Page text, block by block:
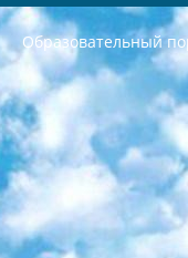
Образовательный
РЕСПУБЛИКА УЗБЕКИСТАН МИНИСТРЕРСТВО ДОШКОЛЬНОГО И ШКОЛЬНОГО ОБРАЗОВАНИЯ КОМАНДА в общеобразовательных учреждениях в 2023-2024 учебном году организация и проведение итоговой государственной аттестации обучающихся о Министра дошкольного и школьного образования Республики Узбекистан от 4 марта 2008 года (постановлением Минюста от 20 марта 2008 года № 1778 государственной регистрации) «Итоговое состояние учащихся общего среднего образования на основании положения об утверждении положения об аттестации общего среднего образования выпускной экзамен студентов в образовательных учреждениях в 2023-2024 учебном году В целях организации и прохождения аттестации приказываю: 1. Следующее: перечень предметов, по которым будет проводиться итоговая государственная аттестация и экзамен формы перевода согласно приложению 1; сертификаты международного образца, оценивающие уровень владения иностранными языками перечень согласно приложению 2; 2. Педагогический при специализированных образовательных учреждениях. научно-практический центр квалификации и международной оценки (Д.Давидова) 2024 г. До 25 марта: задания по предметам, по которым будет проводиться итоговая аттестация разработка и утверждение технических условий; итоговая аттестация на основании разработанного предметного задания разработка вопросов по предметам (устно и письменно), экзамен передача; общеобразовательные средние школы и специальные учебные заведения учащиеся выпускных классов школ и интернатов в агентской системе подготовка базы данных экзаменационных материалов и критериев оценки; перевод базы экзаменационных материалов на все языки обучения подать в Республиканский образовательный центр для изготовления; варианты экзаменов на основе разработанных контрольных материалов пусть будут поставлены задачи формирования. 3. Республиканский образовательный центр (Ш.Худайкулов) до 5 апреля 2024 года. до: база данных предоставленных экзаменационных материалов на все языки обучения перевод и экспертиза; для слепых, слабовидящих, глухих, слабослышащих и умственно отсталых детей учащиеся выпускных классов специализированных школ и школ-интернатов база данных экзаменационных материалов на всех преподаваемых языках подготовка критериев оценки; специализированные школы для умственно отсталых детей и технологии для учащихся выпускных классов школ-интернатов разработка соответствующих рекомендаций и критериев проведения ЕГЭ по естествознанию давать задания. 4. Педагогический при специализированных образовательных учреждениях. Научно-практический центр навыков и международной оценки (Д.Давидова), Республика образовательный центр (Худайкулов Ш.) итоговый государственный аттестационный экзамен ориентирован на творческое и логическое мышление при подготовке базы материалов учитывать введение заданий. 5. Следует отметить, что: сертификат государственного образца о знании общеобразовательного предмета и как минимум национальный уровень B1 по предметам на иностранных языках, указанным в Приложении 2. или международно признанный сертификат эквивалентного уровня студенты, изучающие определенный предмет, освобождаются от экзамена; по соответствующим предметам запланирована итоговая государственная аттестация за день до дня, путем жеребьевки Рабочей группой (в письменной форме по предметам, проводимым в форме) из числа сформированных вариантов выбрано 2 варианта; 2 выбранных варианта экзамена анонсированы на официальном сайте министерства и все выпускники по всей стране на основе этих вариантов проводит итоговую государственную аттестацию. 6. Государственное образование учащихся средних общеобразовательных учреждений. знания в соответствии с квалификационными требованиями, которые необходимо приобрести на основании стандартов итоговый (выпускной) контроль для 9 и 11 классов в целях тестирования Экзамены (далее – экзамены) состоят из предметов, перечисленных в приложении 1. будет сделано. 7. Экзамены пройдут с 26 мая по 15 июня 2024 г. (кроме науки физического воспитания). 8. Физическая для учащихся 9 классов общесредних образовательных учреждений. Экзамены по предмету «Образование, квалификация медицина» 1-6 мая 2024 года. сотрудники перевести под присмотр (с отклонениями в физическом или умственном